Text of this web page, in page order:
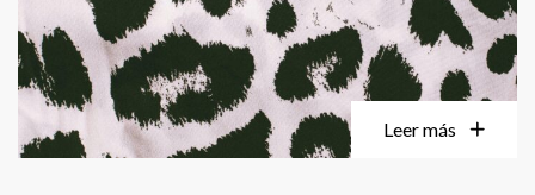
Leer más